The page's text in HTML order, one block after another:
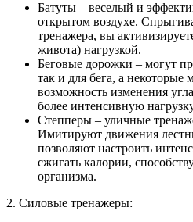
Батуты – веселый и
открытом воздухе.
тренажера, вы
живота) нагрузкой.
Беговые дорожки – могут
так и для бега, а
возможность изменения
более интенсивную
Степперы – уличные
Имитируют движения
позволяют настроить
сжигать калории,
организма.
2. Силовые тренажеры: